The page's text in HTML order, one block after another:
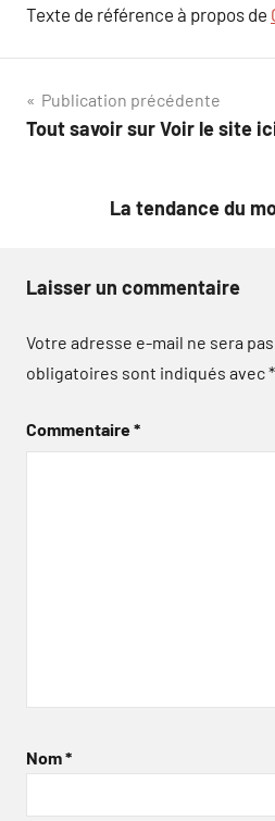
Texte de référence à propos de
Navigation
de
Publication précédente
Tout savoir sur Voir le site
La tendance du
Laisser un commentaire
Votre adresse e-mail ne sera
obligatoires sont indiqués avec*
Commentaire*
Nom*